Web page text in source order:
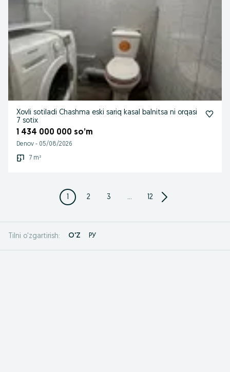
Xovli sotiladi Chashma eski sariq kasal balnitsa ni orqasi
7 sotix
1 434 000 000 so’m
Denov - 05/08/2026
7 m²
1 2 3 ... 12
Tilni o'zgartirish: O'Z РУ